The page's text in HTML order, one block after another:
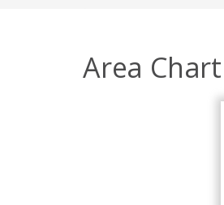
Area Chart